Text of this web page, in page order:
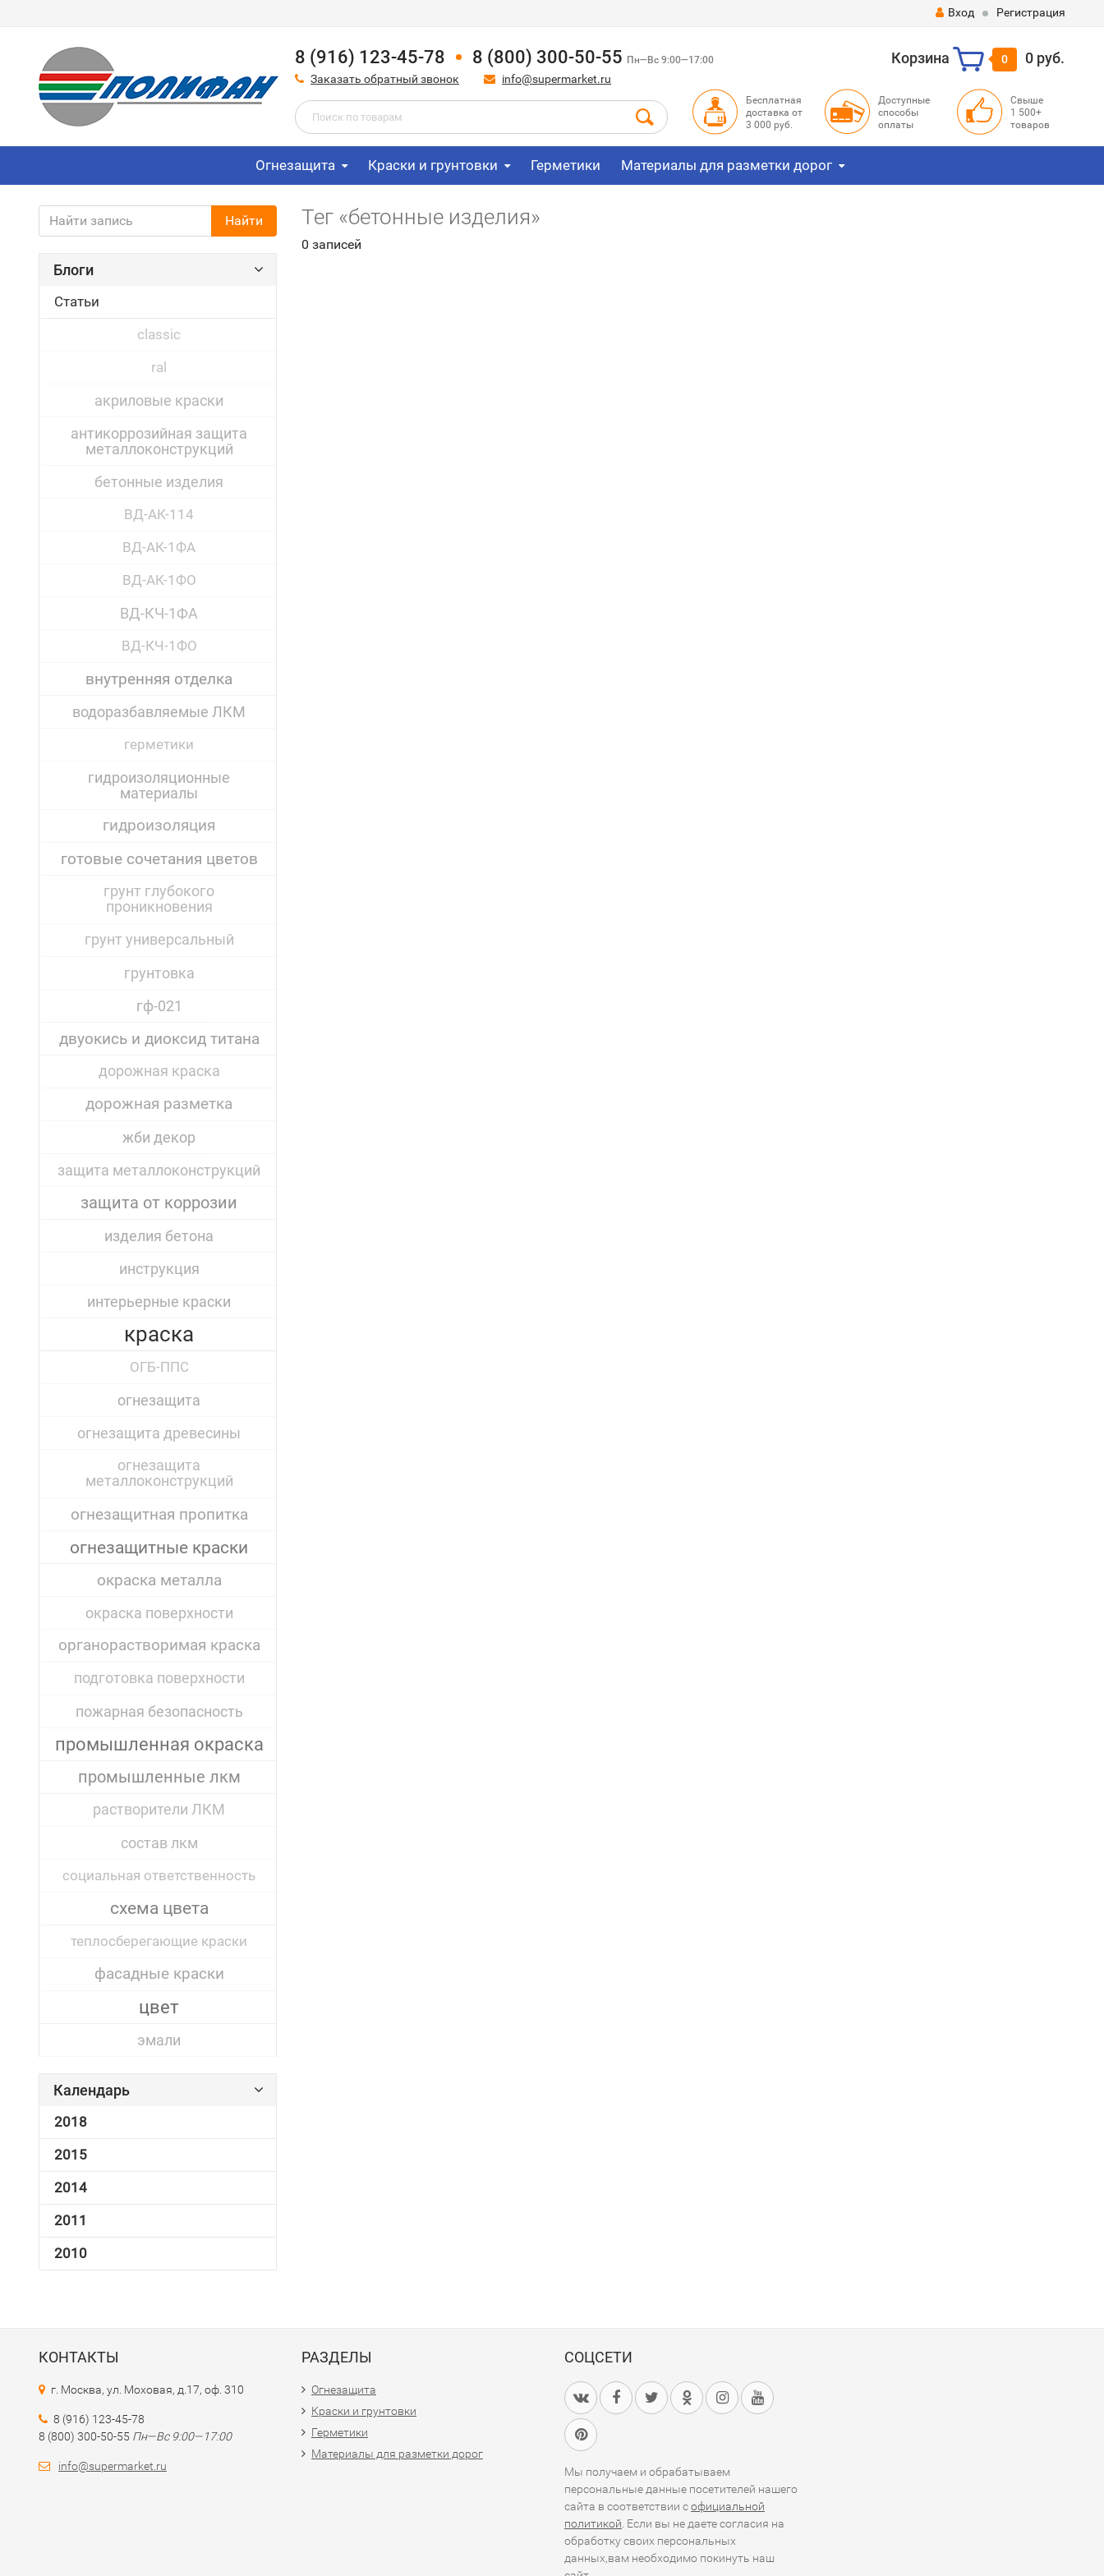
Вход Регистрация
8 (916) 123-45-78 8 (800) 300-50-55 Пн—Вс 9:00—17:00
Заказать обратный звонок info@supermarket.ru
Корзина 0 0 руб.
Бесплатная
доставка от
3 000 руб.
Доступные
способы
оплаты
Свыше
1 500+
товаров
Огнезащита Краски и грунтовки Герметики Материалы для разметки дорог
Найти
Блоги
Статьи
classic
ral
акриловые краски
антикоррозийная защита
металлоконструкций
бетонные изделия
ВД-АК-114
ВД-АК-1ФА
ВД-АК-1ФО
ВД-КЧ-1ФА
ВД-КЧ-1ФО
внутренняя отделка
водоразбавляемые ЛКМ
герметики
гидроизоляционные
материалы
гидроизоляция
готовые сочетания цветов
грунт глубокого
проникновения
грунт универсальный
грунтовка
гф-021
двуокись и диоксид титана
дорожная краска
дорожная разметка
жби декор
защита металлоконструкций
защита от коррозии
изделия бетона
инструкция
интерьерные краски
краска
ОГБ-ППС
огнезащита
огнезащита древесины
огнезащита
металлоконструкций
огнезащитная пропитка
огнезащитные краски
окраска металла
окраска поверхности
органорастворимая краска
подготовка поверхности
пожарная безопасность
промышленная окраска
промышленные лкм
растворители ЛКМ
состав лкм
социальная ответственность
схема цвета
теплосберегающие краски
фасадные краски
цвет
эмали
Календарь
2018
2015
2014
2011
2010
Тег «бетонные изделия»
0 записей
КОНТАКТЫ
г. Москва, ул. Моховая, д.17, оф. 310
8 (916) 123-45-78
8 (800) 300-50-55 Пн—Вс 9:00—17:00
info@supermarket.ru
РАЗДЕЛЫ
Огнезащита
Краски и грунтовки
Герметики
Материалы для разметки дорог
СОЦСЕТИ
Мы получаем и обрабатываем
персональные данные посетителей нашего
сайта в соответствии софициальной
политикой . Если вы не даете согласия на
обработку своих персональных
данных,вам необходимо покинуть наш